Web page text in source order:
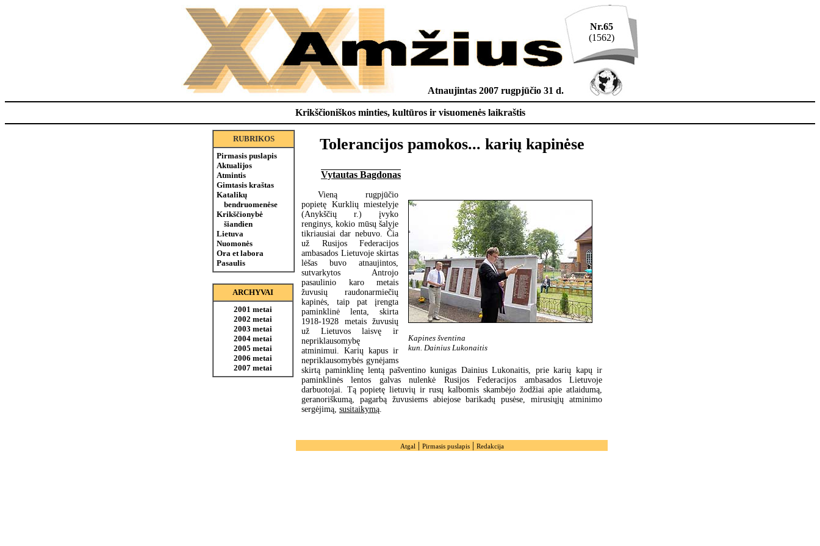
Atnaujintas 2007 rugpjūčio 31 d.
Nr.65
(1562)
Krikščioniškos minties, kultūros ir visuomenės laikraštis
RUBRIKOS
Pirmasis puslapis
Aktualijos
Atmintis
Gimtasis kraštas
Katalikų
bendruomenėse
Krikščionybė
šiandien
Lietuva
Nuomonės
Ora et labora
Pasaulis
ARCHYVAI
2001 metai
2002 metai
2003 metai
2004 metai
2005 metai
2006 metai
2007 metai
Tolerancijos pamokos... karių kapinėse
Vytautas Bagdonas
Kapines šventina
kun. Dainius Lukonaitis
Vieną rugpjūčio
popietę Kurklių miestelyje
(Anykščių r.) įvyko
renginys, kokio mūsų šalyje
tikriausiai dar nebuvo. Čia
už Rusijos Federacijos
ambasados Lietuvoje skirtas
lėšas buvo atnaujintos,
sutvarkytos Antrojo
pasaulinio karo metais
žuvusių raudonarmiečių
kapinės, taip pat įrengta
paminklinė lenta, skirta
1918-1928 metais žuvusių
už Lietuvos laisvę ir
nepriklausomybę
atminimui. Karių kapus ir
nepriklausomybės gynėjams
skirtą paminklinę lentą pašventino kunigas Dainius Lukonaitis, prie karių kapų ir
paminklinės lentos galvas nulenkė Rusijos Federacijos ambasados Lietuvoje
darbuotojai. Tą popietę lietuvių ir rusų kalbomis skambėjo žodžiai apie atlaidumą,
geranoriškumą, pagarbą žuvusiems abiejose barikadų pusėse, mirusiųjų atminimo
sergėjimą, susitaikymą
Atgal | Pirmasis puslapis| Redakcija